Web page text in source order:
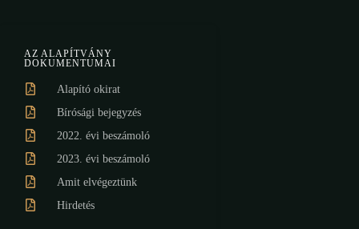
AZ ALAPÍTVÁNY
DOKUMENTUMAI
Alapító okirat
Bírósági bejegyzés
2022. évi beszámoló
2023. évi beszámoló
Amit elvégeztünk
Hirdetés